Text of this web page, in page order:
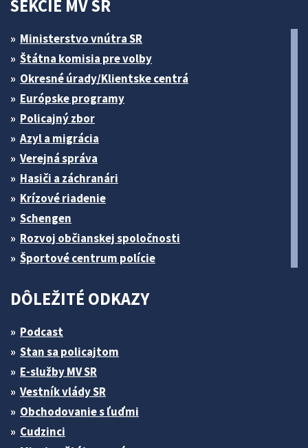
SEKCIE MV SR
Ministerstvo vnútra SR
Štátna komisia pre volby
Okresné úrady/Klientske centrá
Európske programy
Policajný zbor
Azyl a migrácia
Verejná správa
Hasiči a záchranári
Krízové riadenie
Schengen
Rozvoj občianskej spoločnosti
Športové centrum polície
DÔLEŽITÉ ODKAZY
Podcast
Stan sa policajtom
E-služby MV SR
Vestník vlády SR
Obchodovanie s ľuďmi
Cudzinci